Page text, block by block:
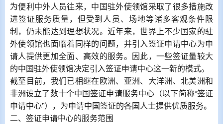
为便利中外人员往来，中国驻外使领馆采取了很多措施改
进签证服务质量，但受到人员、场地等诸多客观条件限
制，仍未能达到理想状况。近年来，世界上不少国家的驻
外使领馆也面临着同样的问题，并引入签证申请中心为申
请人提供更加全面、高效的服务。因此，一些签证量较大
的中国驻外使领馆决定引入签证申请中心这一新的模式。
截至目前，我们已相继在欧洲、亚洲、大洋洲、北美洲和
非洲设立了数十个中国签证申请服务中心（以下简称“签证
申请中心”），为申请中国签证的各国人士提供优质服务。
二、签证申请中心的服务范围